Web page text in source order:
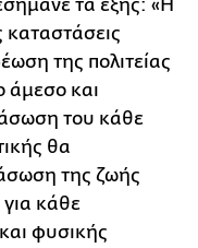
τα εξής: «Η
καταστάσεις
της πολιτείας
άμεσο και
του κάθε
θα
της ζωής
για κάθε
φυσικής